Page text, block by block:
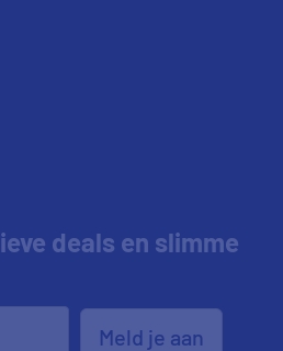
deals en slimme
Meld je aan